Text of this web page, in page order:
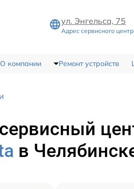
ул. Энгельса, 75
Адрес сервисного
О компании Ремонт устройств
в